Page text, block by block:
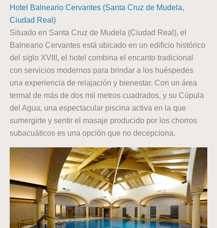
Hotel Balneario Cervantes (Santa Cruz de Mudela,
Ciudad Real)
Situado en Santa Cruz de Mudela (Ciudad Real), el
Balneario Cervantes está ubicado en un edificio histórico
del siglo XVIII, el hotel combina el encanto tradicional
con servicios modernos para brindar a los huéspedes
una experiencia de relajación y bienestar. Con un área
termal de más de dos mil metros cuadrados, y su Cúpula
del Agua, una espectacular piscina activa en la que
sumergirte y sentir el masaje producido por los chorros
subacuáticos es una opción que no decepciona.